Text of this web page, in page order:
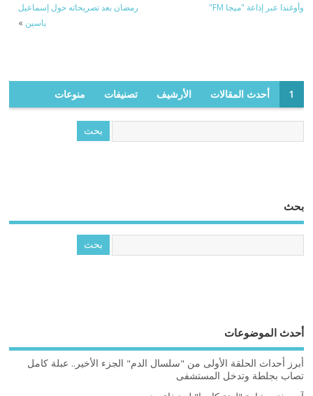
وأوغندا عبر إذاعة "ميجا FM"
رمضان بعد تصريحاته حول إسماعيل
ياسين »
1 أحدث المقالات الأرشيف تصنيفات منوعات
بحث
أحدث الموضوعات
أبرز أحداث الحلقة الأولى من "سلسال الدم" الجزء الأخير.. عبلة كامل
تصاب بجلطة وتدخل المستشفى